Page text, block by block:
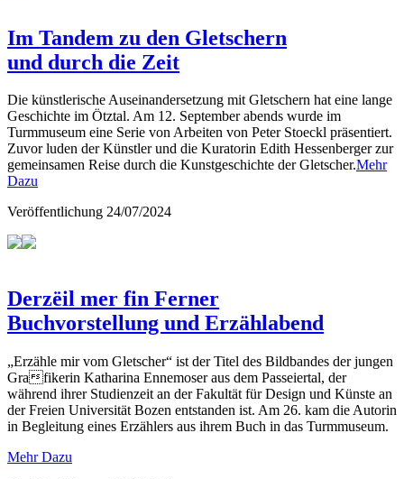
Im Tandem zu den Gletschern
und durch die Zeit
Die künstlerische Auseinandersetzung mit Gletschern hat eine lange
Geschichte im Ötztal. Am 12. September abends wurde im
Turmmuseum eine Serie von Arbeiten von Peter Stoeckl präsentiert.
Zuvor luden der Künstler und die Kuratorin Edith Hessenberger zur
gemeinsamen Reise durch die Kunstgeschichte der Gletscher.Mehr
Dazu
Veröffentlichung 24/07/2024
Derzëil mer fin Ferner
Buchvorstellung und Erzählabend
„Erzähle mir vom Gletscher“ ist der Titel des Bildbandes der jungen
Grafikerin Katharina Ennemoser aus dem Passeiertal, der
während ihrer Studienzeit an der Fakultät für Design und Künste an
der Freien Universität Bozen entstanden ist. Am 26. kam die Autorin
in Begleitung eines Erzählers aus ihrem Buch in das Turmmuseum.
Mehr Dazu